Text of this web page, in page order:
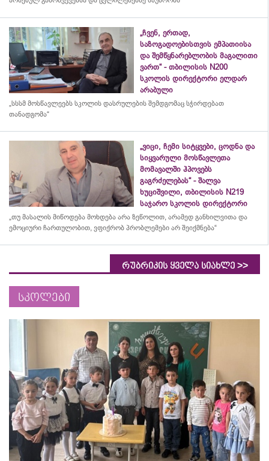
„ჩვენ, ერთად,
საზოგადოებისთვის ემპათიისა
და შემწყნარებლობის მაგალითი
ვართ“ - თბილისის N200
სკოლის დირექტორი ელდარ
არაბული
„სსსმ მოსწავლეებს სკოლის დასრულების შემდგომაც სჭირდებათ
თანადგომა“
„ვიცი, ჩემი სიტყვები, ცოდნა და
სიყვარული მოსწავლეთა
მომავალში ჰპოვებს
გაგრძელებას“ - შალვა
ხუციშვილი, თბილისის N219
საჯარო სკოლის დირექტორი
„თუ მასალის მიწოდება მოხდება არა ზეწოლით, არამედ განხილვითა და
ემოციური ჩართულობით, ვფიქრობ პრობლემები არ შეიქმნება“
რუბრიკის ყველა სიახლე >>
სკოლები